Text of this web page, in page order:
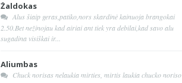
Žaldokas
Alus šiaip geras,patiko,nors skardinė kainuoja brangokai
2.50.Bet nežinojau kad airiai ant tiek yra debilai,kad savo alu
sugadina visiškai ir...
Aliumbas
Chuck norisas nelaukia mirties, mirtis laukia chucko noriso